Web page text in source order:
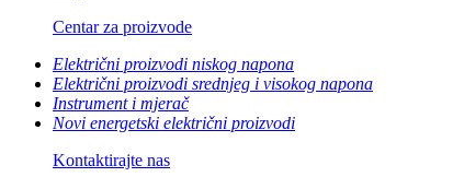
Centar za proizvode
Električni proizvodi niskog napona
Električni proizvodi srednjeg i visokog napona
Instrument i mjerač
Novi energetski električni proizvodi
Kontaktirajte nas